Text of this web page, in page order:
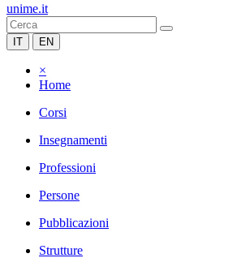
unime.it
IT EN
×
Home
Corsi
Insegnamenti
Professioni
Persone
Pubblicazioni
Strutture